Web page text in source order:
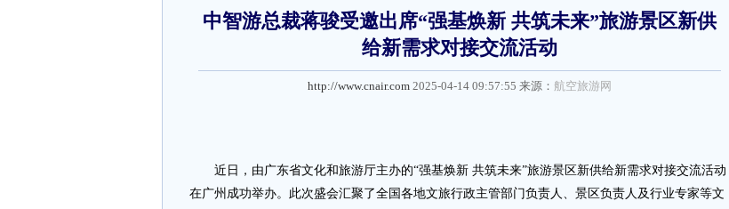
中智游总裁蒋骏受邀出席“强基焕新 共筑未来”旅游景区新供
给新需求对接交流活动
http://www.cnair.com 2025-04-14 09:57:55 来源： 航空旅游网
近日，由广东省文化和旅游厅主办的“强基焕新 共筑未来”旅游景区新供给新需求对接交流活动
在广州成功举办。此次盛会汇聚了全国各地文旅行政主管部门负责人、景区负责人及行业专家等文